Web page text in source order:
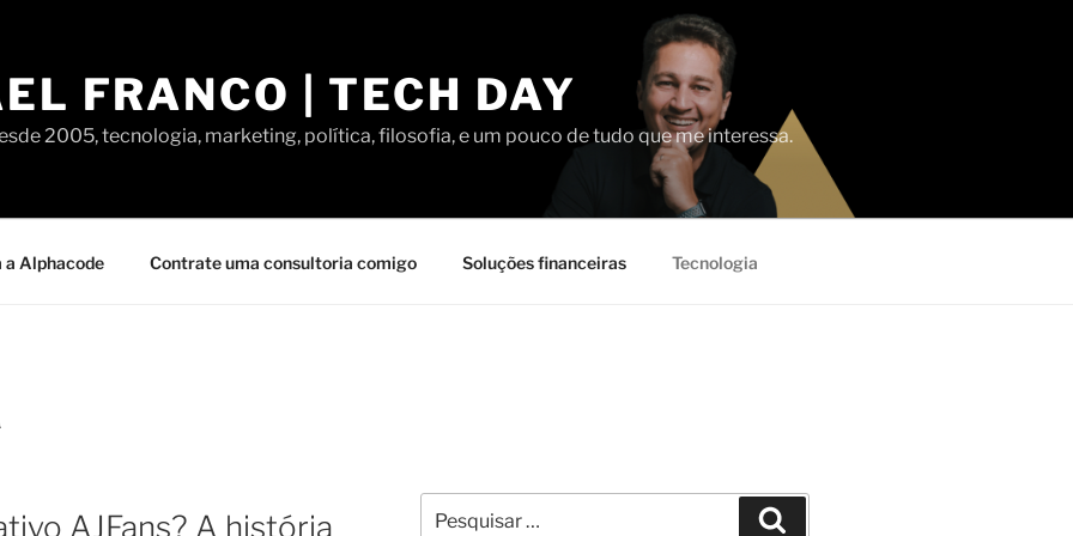
FRANCO | TECH DAY
2005, tecnologia, marketing, política, filosofia, e um pouco de tudo que me interessa.
a Alphacode Contrate uma consultoria comigo Soluções financeiras Tecnologia
AJFans? A história
por: